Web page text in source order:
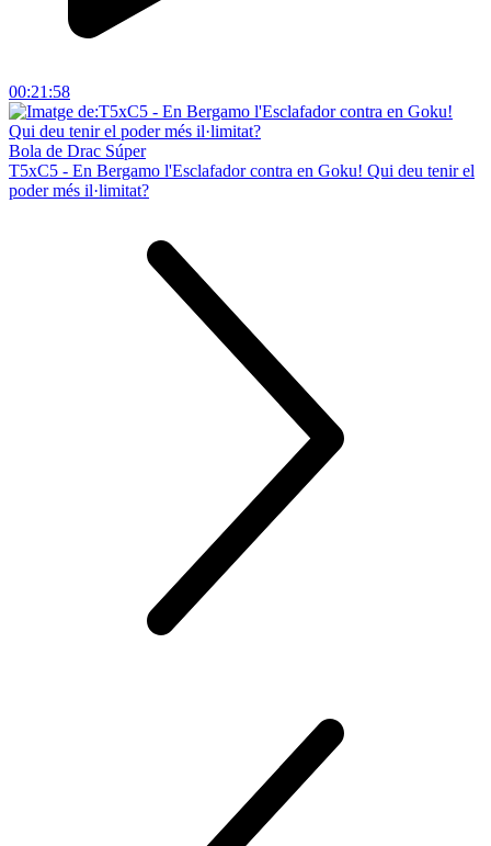
00:21:58
Bola de Drac Súper
T5xC5 - En Bergamo l'Esclafador contra en Goku! Qui deu tenir el
poder més il·limitat?